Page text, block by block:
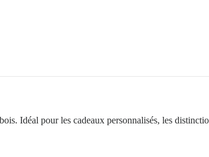
Idéal pour les cadeaux personnalisés, les